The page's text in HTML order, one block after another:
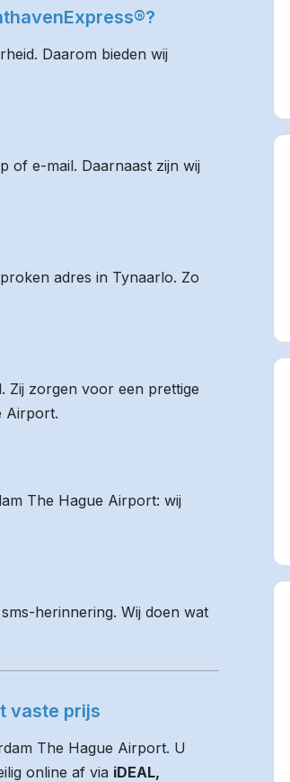
Daarom bieden wij
of e-mail. Daarnaast zijn wij
adres in Tynaarlo. Zo
Zij zorgen voor een prettige
Airport.
The Hague Airport: wij
herinnering. Wij doen wat
vaste prijs
The Hague Airport. U
online af via iDEAL,